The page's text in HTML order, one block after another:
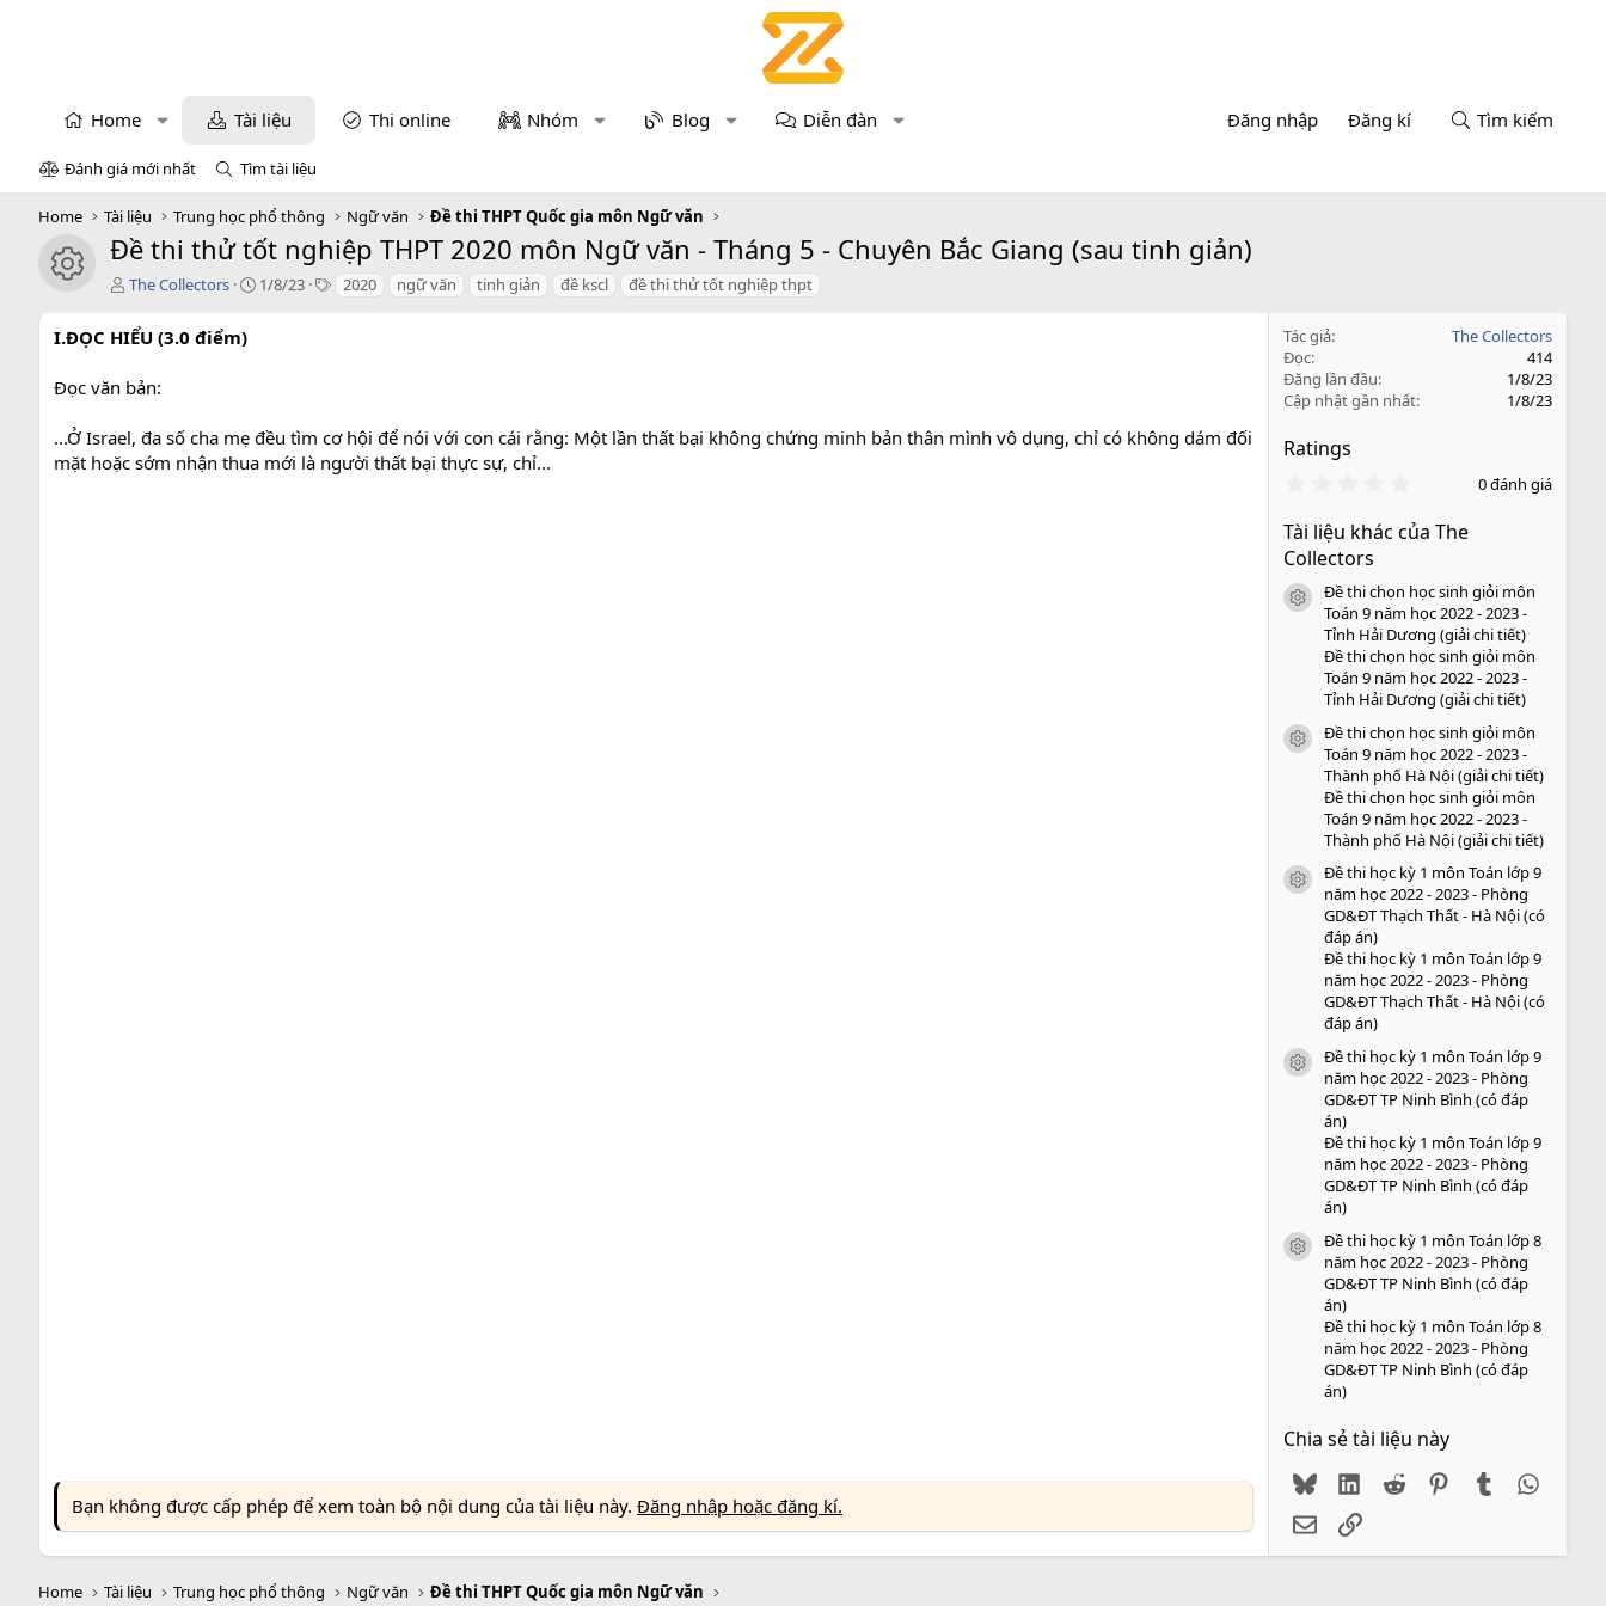
Home Tài liệu Thi online Nhóm Blog Diễn đàn Đăng nhập Đăng kí Tìm kiếm
Đánh giá mới nhất Tìm tài liệu
Home Tài liệu Trung học phổ thông Ngữ văn Đề thi THPT Quốc gia môn Ngữ văn
icon tài liệu
Đề thi thử tốt nghiệp THPT 2020 môn Ngữ văn - Tháng 5 - Chuyên Bắc Giang (sau tinh giản)
T
c
g
ả
The Collectors
C
n
a
1/8/23
T 2020 ngữ văn tinh giản đề kscl đề thi thử tốt nghiệp thpt
I.ĐỌC HIỂU (3.0 điểm)
Đọc văn bản:
...Ở Israel, đa số cha mẹ đều tìm cơ hội để nói với con cái rằng: Một lần thất bại không chứng minh bản thân mình vô dụng, chỉ có không dám đối
mặt hoặc sớm nhận thua mới là người thất bại thực sự, chỉ...
Bạn không được cấp phép để xem toàn bộ nội dung của tài liệu này. Đăng nhập hoặc đăng kí.
Tác giả
The Collectors
Đọc
414
Đăng lần đầu
1/8/23
Cập nhật gần nhất
1/8/23
Ratings
0
0
o
0 đánh giá
Tài liệu khác của The
Collectors
icon tài liệu
Đề thi chọn học sinh giỏi môn
Toán 9 năm học 2022 - 2023 -
Tỉnh Hải Dương (giải chi tiết)
Đề thi chọn học sinh giỏi môn
Toán 9 năm học 2022 - 2023 -
Tỉnh Hải Dương (giải chi tiết)
icon tài liệu
Đề thi chọn học sinh giỏi môn
Toán 9 năm học 2022 - 2023 -
Thành phố Hà Nội (giải chi tiết)
Đề thi chọn học sinh giỏi môn
Toán 9 năm học 2022 - 2023 -
Thành phố Hà Nội (giải chi tiết)
icon tài liệu
Đề thi học kỳ 1 môn Toán lớp 9
năm học 2022 - 2023 - Phòng
GD&ĐT Thạch Thất - Hà Nội (có
đáp án)
Đề thi học kỳ 1 môn Toán lớp 9
năm học 2022 - 2023 - Phòng
GD&ĐT Thạch Thất - Hà Nội (có
đáp án)
icon tài liệu
Đề thi học kỳ 1 môn Toán lớp 9
năm học 2022 - 2023 - Phòng
GD&ĐT TP Ninh Bình (có đáp
án)
Đề thi học kỳ 1 môn Toán lớp 9
năm học 2022 - 2023 - Phòng
GD&ĐT TP Ninh Bình (có đáp
án)
icon tài liệu
Đề thi học kỳ 1 môn Toán lớp 8
năm học 2022 - 2023 - Phòng
GD&ĐT TP Ninh Bình (có đáp
án)
Đề thi học kỳ 1 môn Toán lớp 8
năm học 2022 - 2023 - Phòng
GD&ĐT TP Ninh Bình (có đáp
án)
Chia sẻ tài liệu này
BlueskyLinkedIn
Reddit PinterestTumblr
EmailLink
Home Tài liệu Trung học phổ thông Ngữ văn Đề thi THPT Quốc gia môn Ngữ văn